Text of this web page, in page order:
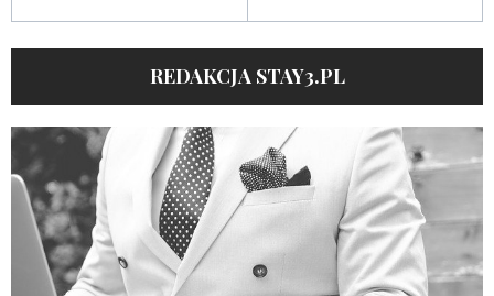
REDAKCJA STAY3.PL